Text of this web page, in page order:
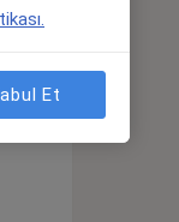
Et